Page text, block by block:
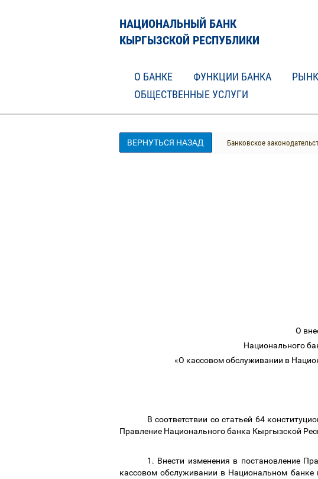
НАЦИОНАЛЬНЫЙ БАНК
КЫРГЫЗСКОЙ РЕСПУБЛИКИ
О БАНКЕ ФУНКЦИИ БАНКА
ОБЩЕСТВЕННЫЕ УСЛУГИ
ВЕРНУТЬСЯ НАЗАД Банковское
О
Национального
«О кассовом обслуживании в
В соответствии со статьей 64
Правление Национального банка Кыргызской
1. Внести изменения в постановление
кассовом обслуживании в Национальном